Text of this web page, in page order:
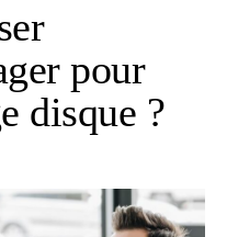
pour
disque ?